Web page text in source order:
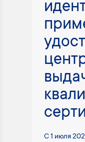
С 1 июля